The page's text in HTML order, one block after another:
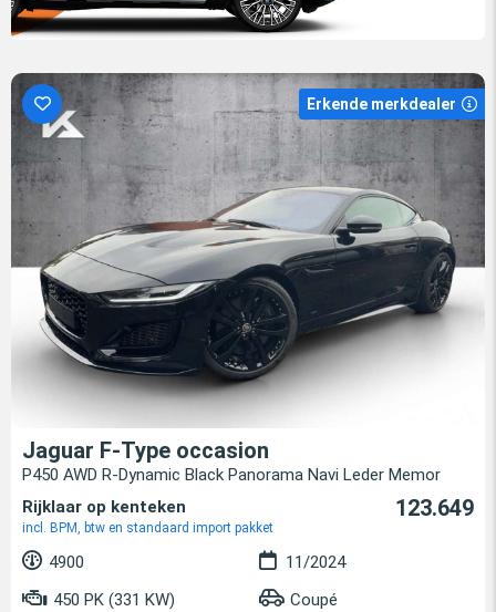
Erkende merkdealer
Jaguar F-Type occasion
P450 AWD R-Dynamic Black Panorama Navi Leder Memor
Rijklaar op kenteken
incl. BPM, btw en standaard import pakket
123.649
4900
11/2024
450 PK (331 KW)
Coupé